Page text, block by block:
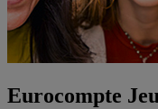
Eurocompte